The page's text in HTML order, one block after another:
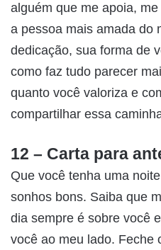
alguém que me apoia,
a pessoa mais amada do
dedicação, sua forma de
como faz tudo parecer
quanto você valoriza e
compartilhar essa
12 – Carta para
Que você tenha uma
sonhos bons. Saiba que
dia sempre é sobre você
você ao meu lado. Feche